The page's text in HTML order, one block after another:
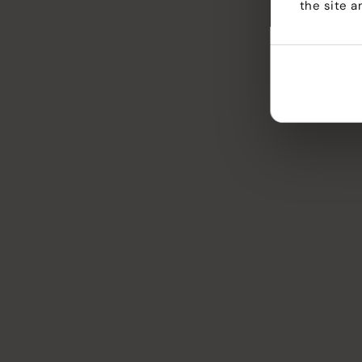
the site